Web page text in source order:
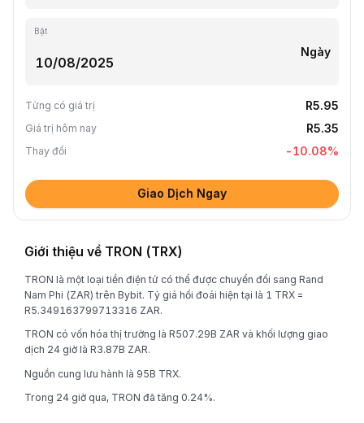
Bật
Ngày
Từng có giá trị R5.95
Giá trị hôm nay R5.35
Thay đổi -10.08%
Giao Dịch Ngay
Giới thiệu về TRON (TRX)
TRON là một loại tiền điện tử có thể được chuyển đổi sang Rand
Nam Phi (ZAR) trên Bybit. Tỷ giá hối đoái hiện tại là 1 TRX =
R5.349163799713316 ZAR.
TRON có vốn hóa thị trường là R507.29B ZAR và khối lượng giao
dịch 24 giờ là R3.87B ZAR.
Nguồn cung lưu hành là 95B TRX.
Trong 24 giờ qua, TRON đã tăng 0.24%.